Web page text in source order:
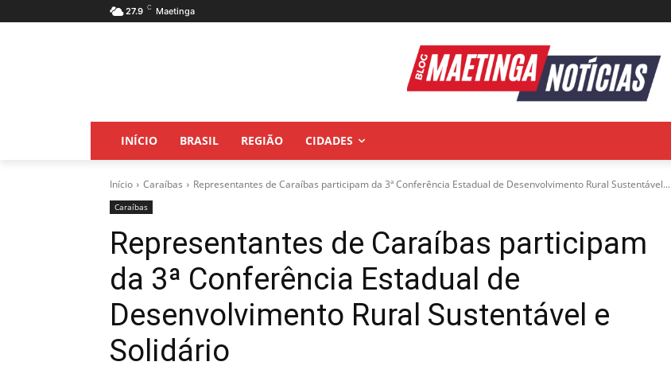
27.9 C Maetinga
INÍCIO BRASIL REGIÃO CIDADES
Início Caraíbas Representantes de Caraíbas participam da 3ª Conferência Estadual de Desenvolvimento Rural Sustentável...
Caraíbas
Representantes de Caraíbas participam
da 3ª Conferência Estadual de
Desenvolvimento Rural Sustentável e
Solidário